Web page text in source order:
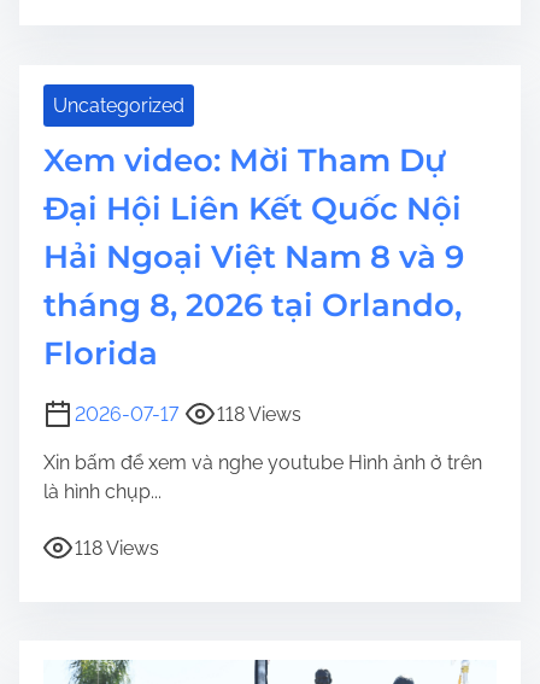
Uncategorized
Xem video: Mời Tham Dự
Đại Hội Liên Kết Quốc Nội
Hải Ngoại Việt Nam 8 và 9
tháng 8, 2026 tại Orlando,
Florida
2026-07-17 118 Views
Xin bấm để xem và nghe youtube Hình ảnh ở trên
là hình chụp...
118 Views